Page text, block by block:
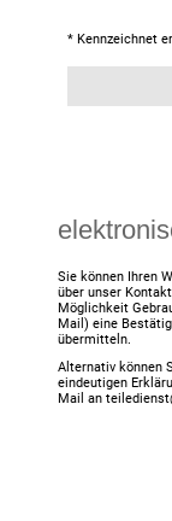
* Kennzeichnet
Sie können Ihren
über unser
Möglichkeit
Mail) eine
übermitteln.
Alternativ können
eindeutigen
Mail an